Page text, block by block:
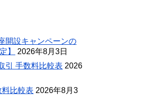
開設キャンペーンの
】
2026年8月3日
引 手数料比較表 2026
料比較表 2026年8月3